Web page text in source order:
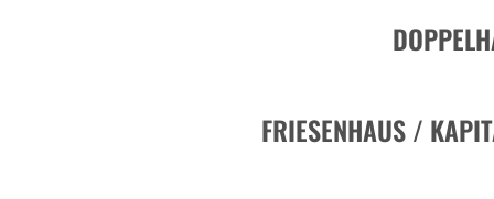
FRIESENHAUS /